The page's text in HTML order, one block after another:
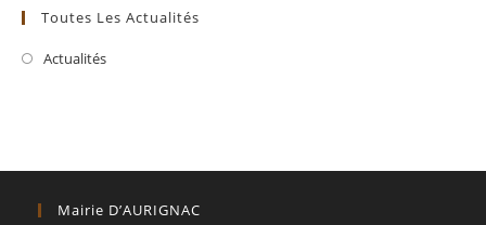
Toutes Les Actualités
Actualités
Mairie D’AURIGNAC